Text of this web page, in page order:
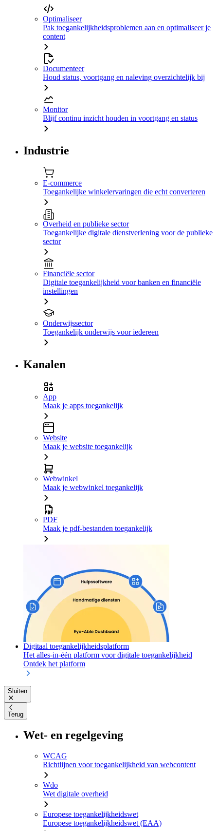
Optimaliseer
Pak toegankelijkheidsproblemen aan en optimaliseer je
content
Documenteer
Houd status, voortgang en naleving overzichtelijk bij
Monitor
Blijf continu inzicht houden in voortgang en status
Industrie
E-commerce
Toegankelijke winkelervaringen die echt converteren
Overheid en publieke sector
Toegankelijke digitale dienstverlening voor de publieke
sector
Financiële sector
Digitale toegankelijkheid voor banken en financiële
instellingen
Onderwijssector
Toegankelijk onderwijs voor iedereen
Kanalen
App
Maak je apps toegankelijk
Website
Maak je website toegankelijk
Webwinkel
Maak je webwinkel toegankelijk
PDF
Maak je pdf-bestanden toegankelijk
Digitaal toegankelijkheidsplatform
Het alles-in-één platform voor digitale toegankelijkheid
Ontdek het platform
Sluiten
Terug
Wet- en regelgeving
WCAG
Richtlijnen voor toegankelijkheid van webcontent
Wdo
Wet digitale overheid
Europese toegankelijkheidswet
Europese toegankelijkheidswet (EAA)